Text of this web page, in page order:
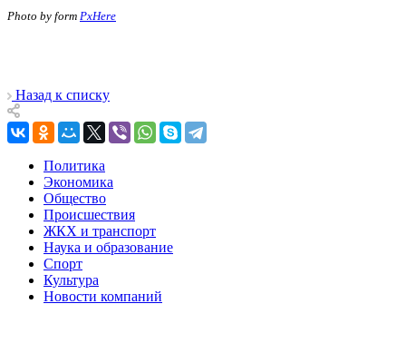
Photo by form PxHere
Назад к списку
Политика
Экономика
Общество
Происшествия
ЖКХ и транспорт
Наука и образование
Спорт
Культура
Новости компаний